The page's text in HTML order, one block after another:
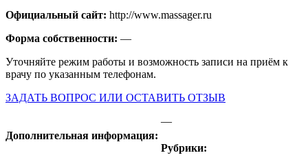
Официальный сайт: http://www.massager.ru
Форма собственности: —
Уточняйте режим работы и возможность записи на приём к
врачу по указанным телефонам.
ЗАДАТЬ ВОПРОС ИЛИ ОСТАВИТЬ ОТЗЫВ
Дополнительная информация:
—
Рубрики: